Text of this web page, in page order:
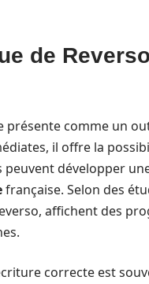
de
présente comme un
il offre la
développer
française. Selon des
affichent des
correcte est